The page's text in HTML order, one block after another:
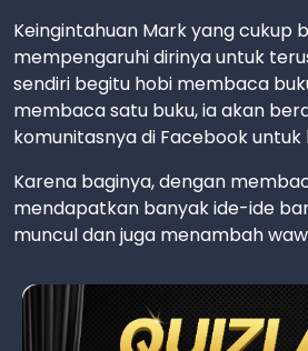
Keingintahuan Mark yang cukup
mempengaruhi dirinya untuk
sendiri begitu hobi membaca
membaca satu buku, ia akan
komunitasnya di Facebook
Karena baginya, dengan
mendapatkan banyak ide-ide
muncul dan juga menambah